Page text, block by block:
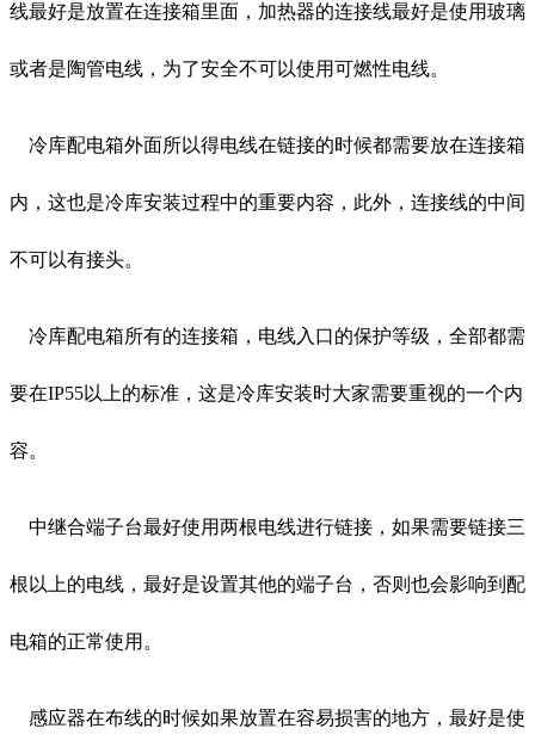
线最好是放置在连接箱里面，加热器的连接线最好是使用玻璃
或者是陶管电线，为了安全不可以使用可燃性电线。
冷库配电箱外面所以得电线在链接的时候都需要放在连接箱
内，这也是冷库安装过程中的重要内容，此外，连接线的中间
不可以有接头。
冷库配电箱所有的连接箱，电线入口的保护等级，全部都需
要在IP55以上的标准，这是冷库安装时大家需要重视的一个内
容。
中继合端子台最好使用两根电线进行链接，如果需要链接三
根以上的电线，最好是设置其他的端子台，否则也会影响到配
电箱的正常使用。
感应器在布线的时候如果放置在容易损害的地方，最好是使